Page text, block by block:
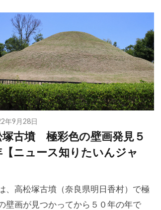
年9月28日
塚古墳 極彩色の壁画発見５
【ニュース知りたいんジャ
、高松塚古墳（奈良県明日香村）で極
壁画が見つかってから５０年の年で